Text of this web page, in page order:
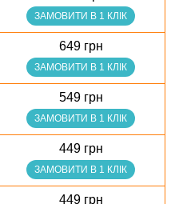
ЗАМОВИТИ В 1 КЛІК
649 грн
ЗАМОВИТИ В 1 КЛІК
549 грн
ЗАМОВИТИ В 1 КЛІК
449 грн
ЗАМОВИТИ В 1 КЛІК
449 грн